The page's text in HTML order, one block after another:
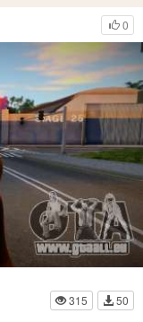
0
315
50